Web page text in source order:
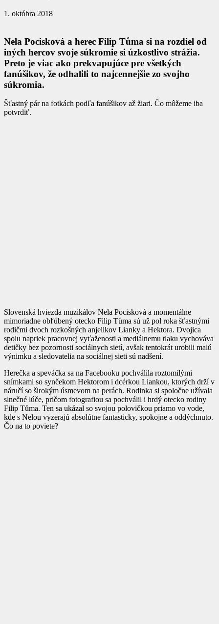
1. októbra 2018
Nela Pocisková a herec Filip Tůma si na rozdiel od
iných hercov svoje súkromie si úzkostlivo strážia.
Preto je viac ako prekvapujúce pre všetkých
fanúšikov, že odhalili to najcennejšie zo svojho
súkromia.
Šťastný pár na fotkách podľa fanúšikov až žiari. Čo môžeme iba
potvrdiť.
Slovenská hviezda muzikálov Nela Pocisková a momentálne
mimoriadne obľúbený otecko Filip Tůma sú už pol roka šťastnými
rodičmi dvoch rozkošných anjelikov Lianky a Hektora. Dvojica
spolu napriek pracovnej vyťaženosti a mediálnemu tlaku vychováva
detičky bez pozornosti sociálnych sietí, avšak tentokrát urobili malú
výnimku a sledovatelia na sociálnej sieti sú nadšení.
Herečka a speváčka sa na Facebooku pochválila roztomilými
snímkami so synčekom Hektorom i dcérkou Liankou, ktorých drží v
náručí so širokým úsmevom na perách. Rodinka si spoločne užívala
slnečné lúče, pričom fotografiou sa pochválil i hrdý otecko rodiny
Filip Tůma. Ten sa ukázal so svojou polovičkou priamo vo vode,
kde s Nelou vyzerajú absolútne fantasticky, spokojne a oddýchnuto.
Čo na to poviete?